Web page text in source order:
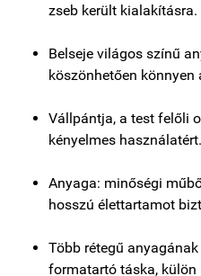
zseb került kialakításra.
Belseje világos színű
köszönhetően
Vállpántja, a test felőli
kényelmes használatért.
Anyaga: minőségi
hosszú élettartamot
Több rétegű
formatartó táska, külön